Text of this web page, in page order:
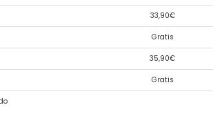
33,90€
Gratis
35,90€
Gratis